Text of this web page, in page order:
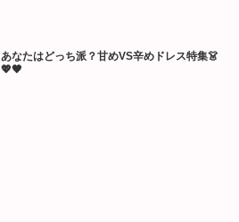
あなたはどっち派？甘めVS辛めドレス特集👗
💖🖤